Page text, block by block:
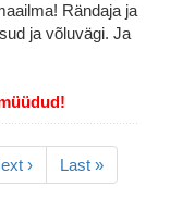
Rändaja ja
ja võluvägi. Ja
›
Viimane
leht
Last »